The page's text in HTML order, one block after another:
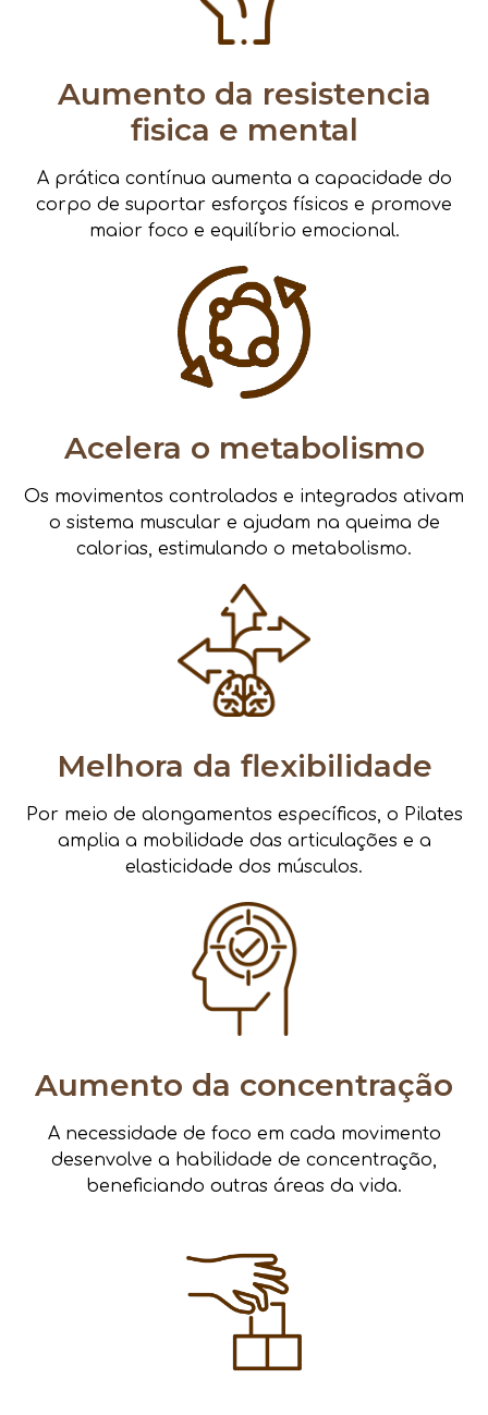
Aumento da resistencia
fisica e mental
A prática contínua aumenta a capacidade do
corpo de suportar esforços físicos e promove
maior foco e equilíbrio emocional.
Acelera o metabolismo
Os movimentos controlados e integrados ativam
o sistema muscular e ajudam na queima de
calorias, estimulando o metabolismo.
Melhora da flexibilidade
Por meio de alongamentos específicos, o Pilates
amplia a mobilidade das articulações e a
elasticidade dos músculos.
Aumento da concentração
A necessidade de foco em cada movimento
desenvolve a habilidade de concentração,
beneficiando outras áreas da vida.